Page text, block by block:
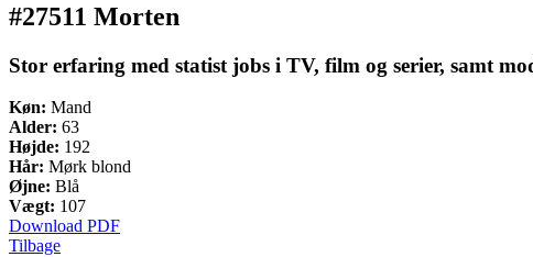
#27511 Morten
Stor erfaring med statist jobs i TV, film og serier, samt
Køn: Mand
Alder: 63
Højde: 192
Hår: Mørk blond
Øjne: Blå
Vægt: 107
Download PDF
Tilbage